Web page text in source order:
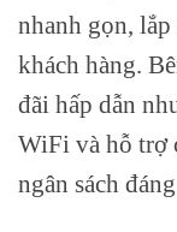
nhanh gọn,
khách hàng.
đãi hấp dẫn
WiFi và hỗ trợ
ngân sách